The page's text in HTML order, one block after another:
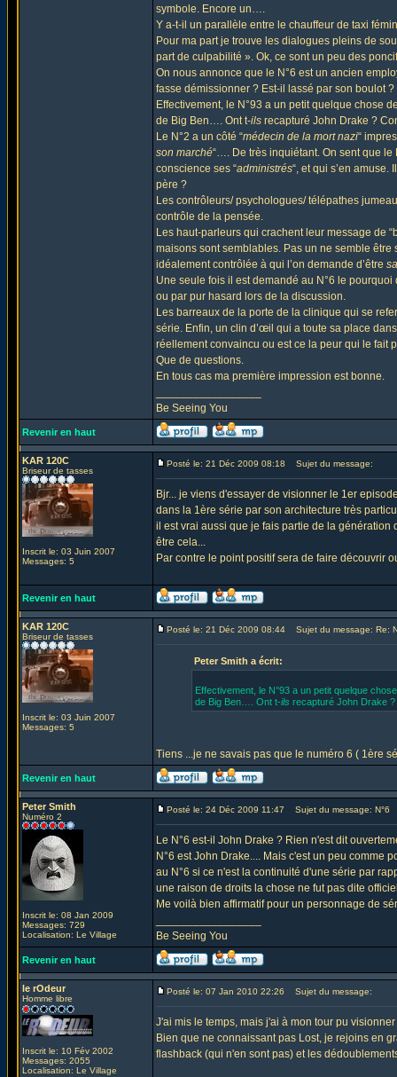
symbole. Encore un….
Y a-t-il un parallèle entre le chauffeur de taxi
Pour ma part je trouve les dialogues pleins de
part de culpabilité ». Ok, ce sont un peu des
On nous annonce que le N°6 est un ancien
fasse démissionner ? Est-il lassé par son boulot ?
Effectivement, le N°93 a un petit quelque chose
de Big Ben…. Ont t-ils recapturé John Drake ?
Le N°2 a un côté “médecin de la mort nazi“
son marché“…. De très inquiétant. On sent que le
conscience ses “administrés“, et qui s’en
père ?
Les contrôleurs/ psychologues/ télépathes
contrôle de la pensée.
Les haut-parleurs qui crachent leur message de
maisons sont semblables. Pas un ne semble
idéalement contrôlée à qui l’on demande d’être
Une seule fois il est demandé au N°6 le
ou par pur hasard lors de la discussion.
Les barreaux de la porte de la clinique qui se
série. Enfin, un clin d’œil qui a toute sa place
réellement convaincu ou est ce la peur qui le fait
Que de questions.
En tous cas ma première impression est bonne.
Be Seeing You
Revenir en haut
KAR 120C
Briseur de tasses
Inscrit le: 03 Juin 2007
Messages: 5
Posté le: 21 Déc 2009 08:18 Sujet du message:
Bjr... je viens d'essayer de visionner le 1er
dans la 1ère série par son architecture très
il est vrai aussi que je fais partie de la
être cela...
Par contre le point positif sera de faire découvrir
Revenir en haut
KAR 120C
Briseur de tasses
Inscrit le: 03 Juin 2007
Messages: 5
Posté le: 21 Déc 2009 08:44 Sujet du message: Re:
Peter Smith a écrit:
Effectivement, le N°93 a un petit quelque
de Big Ben…. Ont t-ils recapturé John Drake ?
Tiens ...je ne savais pas que le numéro 6 ( 1ère
Revenir en haut
Peter Smith
Numéro 2
Inscrit le: 08 Jan 2009
Messages: 729
Localisation: Le Village
Posté le: 24 Déc 2009 11:47 Sujet du message: N°6
Le N°6 est-il John Drake ? Rien n'est dit
N°6 est John Drake.... Mais c'est un peu comme
au N°6 si ce n'est la continuité d'une série par
une raison de droits la chose ne fut pas dite
Me voilà bien affirmatif pour un personnage de
Be Seeing You
Revenir en haut
le rOdeur
Homme libre
Inscrit le: 10 Fév 2002
Messages: 2055
Localisation: Le Village
Posté le: 07 Jan 2010 22:26 Sujet du message:
J'ai mis le temps, mais j'ai à mon tour pu
Bien que ne connaissant pas Lost, je rejoins en
flashback (qui n'en sont pas) et les